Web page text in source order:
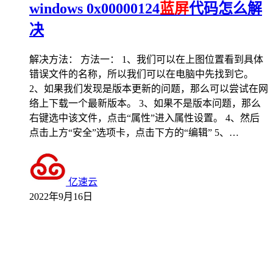
windows 0x00000124蓝屏代码怎么解
决
解决方法： 方法一： 1、我们可以在上图位置看到具体
错误文件的名称，所以我们可以在电脑中先找到它。
2、如果我们发现是版本更新的问题，那么可以尝试在网
络上下载一个最新版本。 3、如果不是版本问题，那么
右键选中该文件，点击“属性”进入属性设置。 4、然后
点击上方“安全”选项卡，点击下方的“编辑” 5、…
亿速云
2022年9月16日